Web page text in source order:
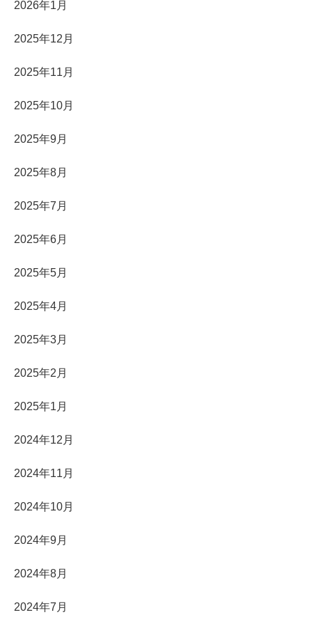
2026年1月
2025年12月
2025年11月
2025年10月
2025年9月
2025年8月
2025年7月
2025年6月
2025年5月
2025年4月
2025年3月
2025年2月
2025年1月
2024年12月
2024年11月
2024年10月
2024年9月
2024年8月
2024年7月